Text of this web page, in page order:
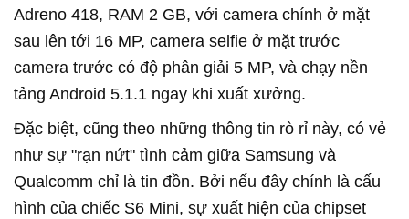
Adreno 418, RAM 2 GB, với camera chính ở mặt
sau lên tới 16 MP, camera selfie ở mặt trước
camera trước có độ phân giải 5 MP, và chạy nền
tảng Android 5.1.1 ngay khi xuất xưởng.
Đặc biệt, cũng theo những thông tin rò rỉ này, có vẻ
như sự "rạn nứt" tình cảm giữa Samsung và
Qualcomm chỉ là tin đồn. Bởi nếu đây chính là cấu
hình của chiếc S6 Mini, sự xuất hiện của chipset